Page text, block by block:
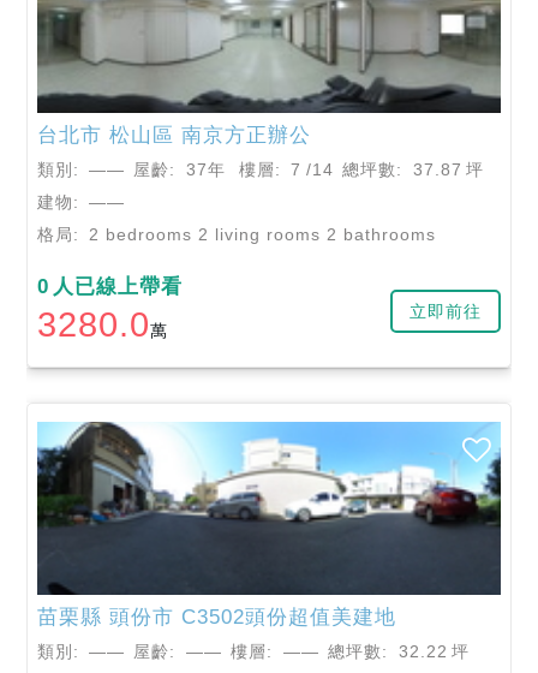
台北市 松山區 南京方正辦公
類別: —— 屋齡: 37年 樓層: 7 /14 總坪數: 37.87 坪
建物:
——
格局:
2 bedrooms 2 living rooms 2 bathrooms
0 人已線上帶看
3280.0萬
立即前往
苗栗縣 頭份市 C3502頭份超值美建地
類別: —— 屋齡: —— 樓層: —— 總坪數: 32.22 坪